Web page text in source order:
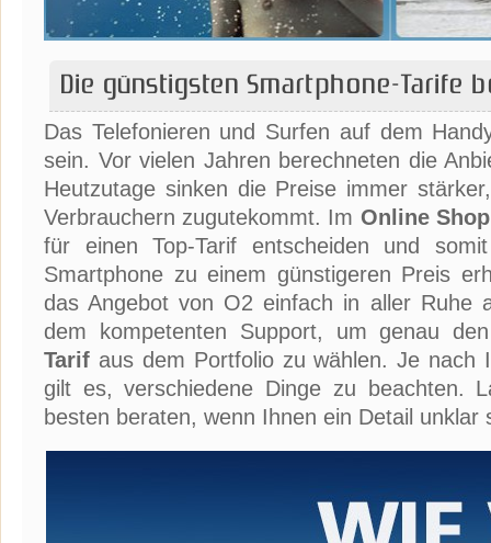
Die günstigsten Smartphone-Tarife
Das Telefonieren und Surfen auf dem
sein. Vor vielen Jahren berechneten die
Heutzutage sinken die Preise immer
Verbrauchern zugutekommt. Im Online
für einen Top-Tarif entscheiden und
Smartphone zu einem günstigeren Preis
das Angebot von O2 einfach in aller Ruhe
dem kompetenten Support, um genau
Tarif aus dem Portfolio zu wählen. Je nach
gilt es, verschiedene Dinge zu beachten.
besten beraten, wenn Ihnen ein Detail unklar